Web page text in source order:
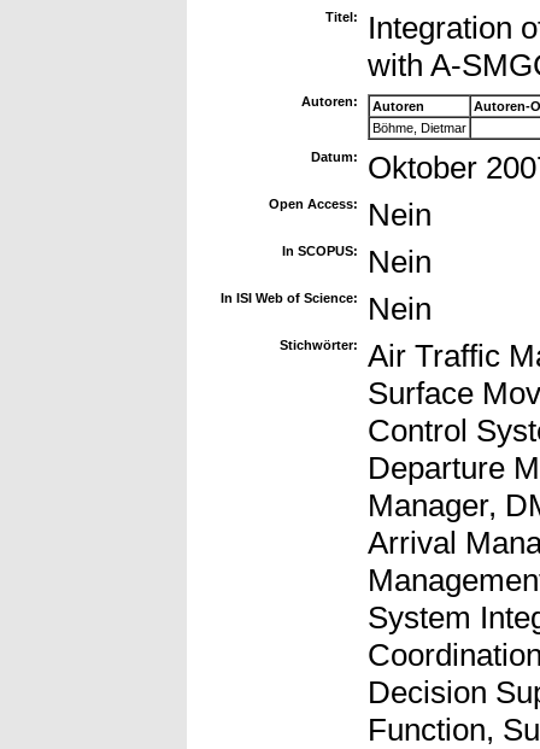
Titel:
Integration
with A-
Autoren: Autoren
Autoren-
Böhme, Dietmar
Datum:
Oktober
Open Access: Nein
In SCOPUS: Nein
In ISI Web of Science: Nein
Stichwörter:
Air Traffic
Surface
Control
Departure
Manager,
Arrival
System
Decision
Function,